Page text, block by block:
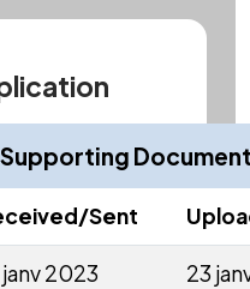
Sent
janv 2023
23